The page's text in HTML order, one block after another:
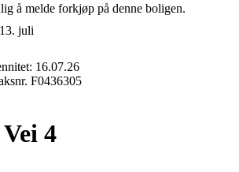
å melde forkjøp på denne boligen.
13. juli
16.07.26
F0436305
4